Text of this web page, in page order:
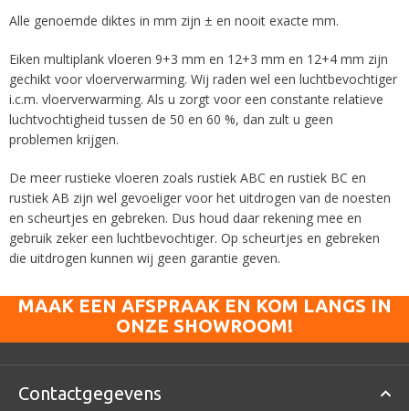
Alle genoemde diktes in mm zijn ± en nooit exacte mm.
Eiken multiplank vloeren 9+3 mm en 12+3 mm en 12+4 mm zijn
gechikt voor vloerverwarming. Wij raden wel een luchtbevochtiger
i.c.m. vloerverwarming. Als u zorgt voor een constante relatieve
luchtvochtigheid tussen de 50 en 60 %, dan zult u geen
problemen krijgen.
De meer rustieke vloeren zoals rustiek ABC en rustiek BC en
rustiek AB zijn wel gevoeliger voor het uitdrogen van de noesten
en scheurtjes en gebreken. Dus houd daar rekening mee en
gebruik zeker een luchtbevochtiger. Op scheurtjes en gebreken
die uitdrogen kunnen wij geen garantie geven.
MAAK EEN AFSPRAAK EN KOM LANGS IN
ONZE SHOWROOM!
Contactgegevens